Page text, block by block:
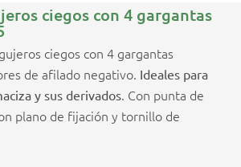
ciegos con 4 gargantas
ciegos con 4 gargantas
de afilado negativo. Ideales para
y sus derivados. Con punta de
plano de fijación y tornillo de